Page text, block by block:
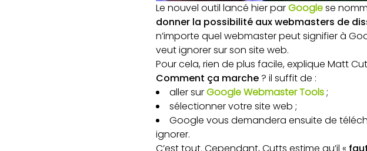
Le nouvel outil lancé hier parGooglese
donner la possibilité aux webmasters de
n’importe quel webmaster peut signifier à
veut ignorer sur son site web.
Pour cela, rien de plus facile, explique Matt
Comment ça marche ? il suffit de :
aller surGoogle Webmaster Tools;
sélectionner votre site web ;
Google vous demandera ensuite de
ignorer.
C’est tout. Cependant, Cutts estime qu’il «